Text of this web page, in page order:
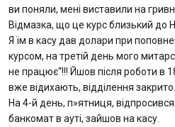
ви поняли, мені виставили на
Відмазка, що це курс близький до
Я їм в касу дав долари при
курсом, на третій день мого
не працює“!!! Йшов після роботи в
вже відихають, відділення закрито.
На 4-й день, п»ятниця,
банкомат в ауті, зайшов на касу.